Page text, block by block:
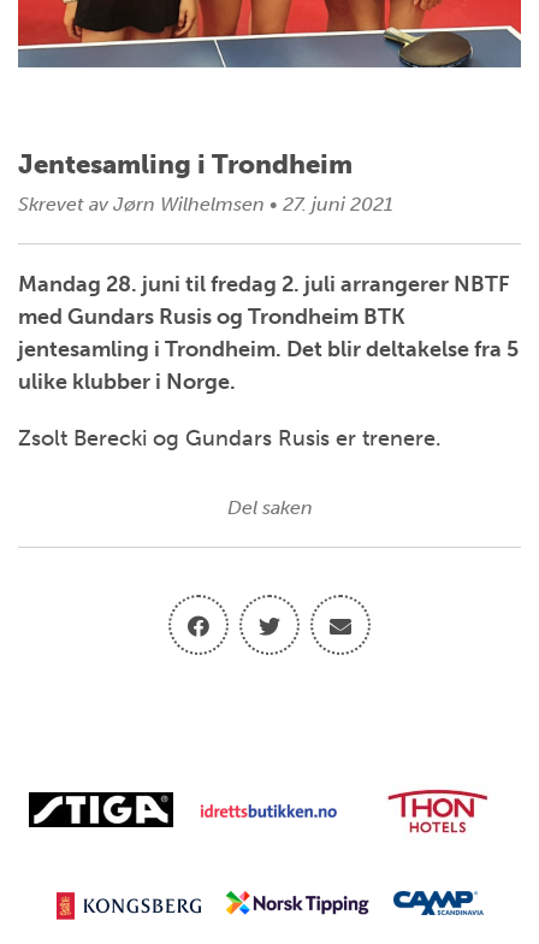
Jentesamling i Trondheim
Skrevet av Jørn Wilhelmsen • 27. juni 2021
Mandag 28. juni til fredag 2. juli arrangerer NBTF
med Gundars Rusis og Trondheim BTK
jentesamling i Trondheim. Det blir deltakelse fra 5
ulike klubber i Norge.
Zsolt Berecki og Gundars Rusis er trenere.
Del saken